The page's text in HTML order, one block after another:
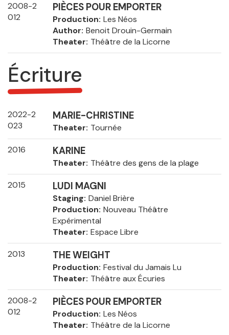
2008-2
012
PIÈCES POUR EMPORTER
Production Les Néos
Author Benoit Drouin-Germain
Theater Théâtre de la Licorne
Écriture
2022-2
023
MARIE-CHRISTINE
Theater Tournée
2016 KARINE
Theater Théâtre des gens de la plage
2015 LUDI MAGNI
Staging Daniel Brière
Production Nouveau Théâtre
Expérimental
Theater Espace Libre
2013 THE WEIGHT
Production Festival du Jamais Lu
Theater Théâtre aux Écuries
2008-2
012
PIÈCES POUR EMPORTER
Production Les Néos
Theater Théâtre de la Licorne